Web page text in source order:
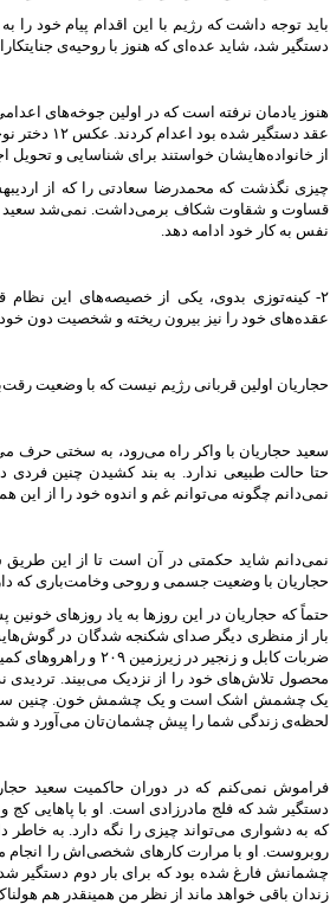
باید توجه داشت که رژیم با این اقدام پیام خود را
دستگیر شد، شاید عده‌ای که هنوز با روحیه‌ی
عقد
از خانواده‌‌هایشان خواستند برای شناسایی و تحویل
قساوت و شقاوت شکاف برمی‌داشت. نمی‌شد سعید
نفس به کار خود ادامه دهد.
۲- کینه‌توزی بدوی، یکی از خصیصه‌های این
عقده‌های خود را نیز بیرون ریخته و شخصیت دون
حجاریان اولین قربانی رژیم نیست که با وضعیت
سعید حجاریان با واکر راه می‌رود، به سختی حرف
حتا حالت طبیعی ندارد. به بند کشیدن چنین فردی
نمی‌دانم چگونه می‌توانم غم و اندوه خود را از این
نمی‌دانم شاید حکمتی در آن است تا از این طریق
حجاریان با وضعیت جسمی و روحی وخامت‌باری که
بار از منظری دیگر صدای شکنجه‌ شدگان در
ضربات کابل و زنجیر
محصول تلاش‌های خود را از نزدیک می‌بیند. تردیدی
یک چشمش اشک است و یک چشمش خون. چنین
لحظه‌ی زندگی‌ شما را پیش چشمان‌تان می‌آورد و شما
فراموش نمی‌کنم که در دوران حاکمیت سعید
دستگیر شد که فلج مادرزادی است. او با پاهایی کج
که به دشواری می‌تواند چیزی را نگه دارد. به
روبروست. او با مرارت کارهای شخصی‌اش را انجام
چشمانش فارغ شده بود که برای بار دوم دستگیر
زندان باقی خواهد ماند از نظر من همینقدر هم هولناک و